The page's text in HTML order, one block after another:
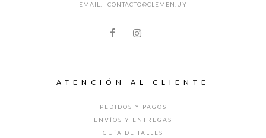
EMAIL:
CONTACTO@CLEMEN.UY
ATENCIÓN AL CLIENTE
PEDIDOS Y PAGOS
ENVÍOS Y ENTREGAS
GUÍA DE TALLES